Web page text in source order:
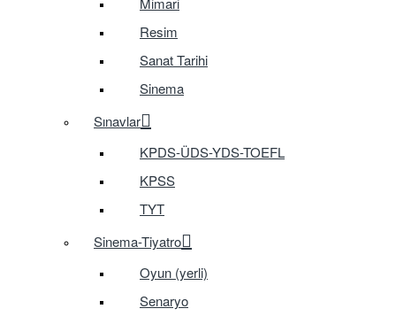
Resim
Sanat Tarihi
Sinema
Sınavlar
KPDS-ÜDS-YDS-TOEFL
KPSS
TYT
Sinema-Tiyatro
Oyun (yerli)
Senaryo